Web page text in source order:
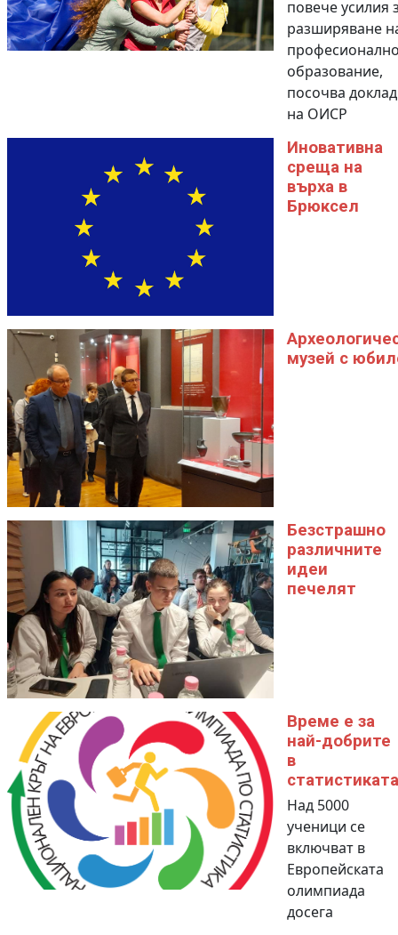
повече усилия
разширяване
образование,
посочва доклад
на ОИСР
Иновативна
среща на
върха в
Брюксел
музей с
Безстрашно
различните
идеи
печелят
Време е за
най-добрите
в
статистиката
Над 5000
ученици се
включват в
Европейската
олимпиада
досега